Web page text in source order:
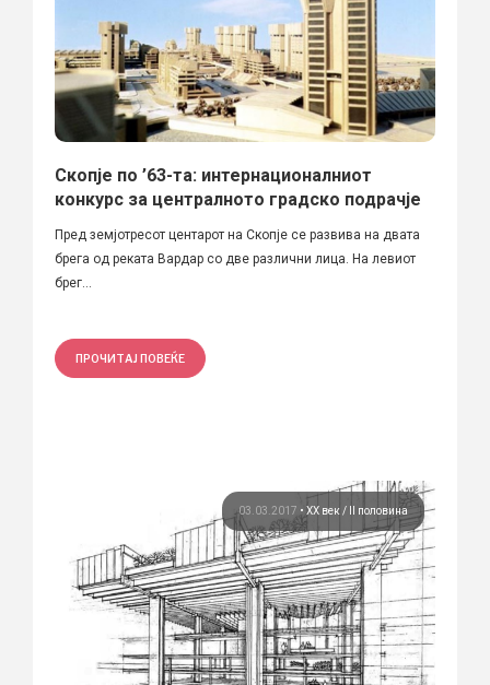
Скопје по ’63-та: интернационалниот
конкурс за централното градско подрачје
Пред земјотресот центарот на Скопје се развива на двата
брега од реката Вардар со две различни лица. На левиот
брег...
ПРОЧИТАЈ ПОВЕЌЕ
03.03.2017 • ХХ век / II половина